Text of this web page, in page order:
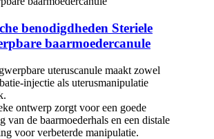
benodigdheden Steriele
baarmoedercanule
uteruscanule maakt zowel
injectie als uterusmanipulatie
ontwerp zorgt voor een goede
van de baarmoederhals en een distale
voor verbeterde manipulatie.